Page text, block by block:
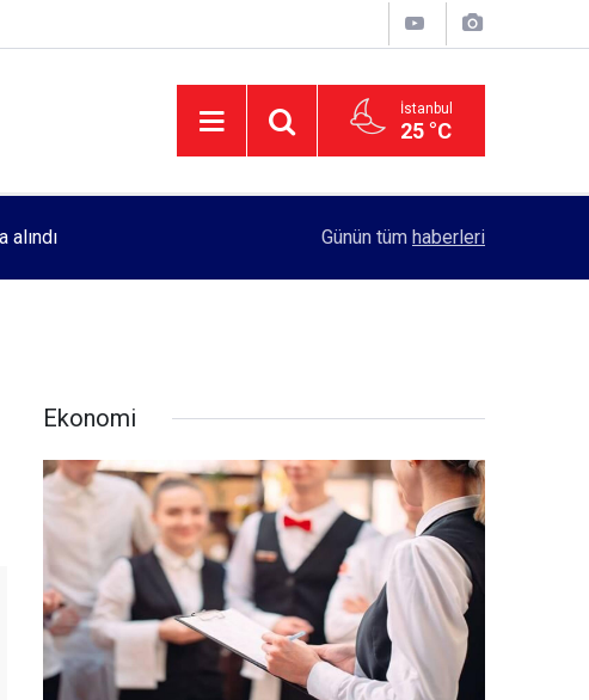
İstanbul
25 °C
Rektörlük, kadın öğrencilerin güvenliği için
Günün tüm haberleri
Ekonomi